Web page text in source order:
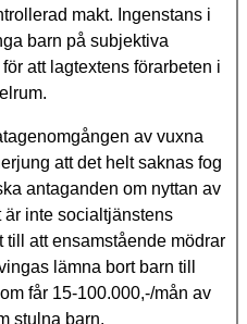
makt. Ingenstans i
barn på subjektiva
att lagtextens förarbeten i
av vuxna
att det helt saknas fog
antaganden om nyttan av
är inte socialtjänstens
till att ensamstående mödrar
lämna bort barn till
får 15-100.000,-/mån av
stulna barn.